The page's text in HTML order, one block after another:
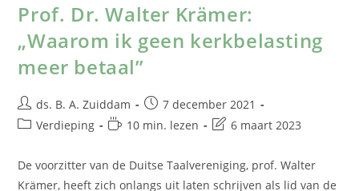
Prof. Dr. Walter Krämer:
„Waarom ik geen kerkbelasting
meer betaal”
ds. B. A. Zuiddam
7 december 2021
Verdieping
10 min. lezen 6 maart 2023
De voorzitter van de Duitse Taalvereniging, prof. Walter
Krämer, heeft zich onlangs uit laten schrijven als lid van de